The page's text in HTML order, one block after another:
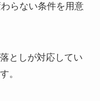
らない条件を用意
としが対応してい
。